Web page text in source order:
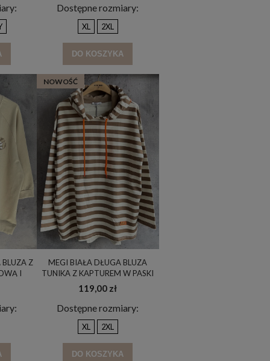
Dostępne rozmiary:
XL 2XL
DO KOSZYKA
BLUZA Z
I
&
/ B3039
MEGI BIAŁA DŁUGA BLUZA
TUNIKA Z KAPTUREM W PASKI
CAPPUCCINO / PLUS SIZE /
B1228
119,00 zł
Dostępne rozmiary:
XL 2XL
DO KOSZYKA
NOWOŚĆ